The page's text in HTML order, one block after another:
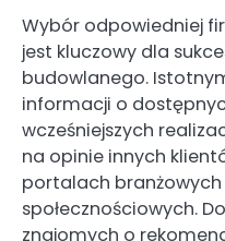
Wybór odpowiedniej
jest kluczowy dla
budowlanego.
informacji o
wcześniejszych
na opinie innych
portalach
społecznościowych.
znajomych o